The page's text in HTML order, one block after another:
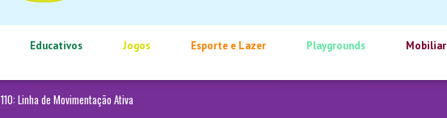
Educativos Jogos Esporte e Lazer Playgrounds
110: Linha de Movimentação Ativa